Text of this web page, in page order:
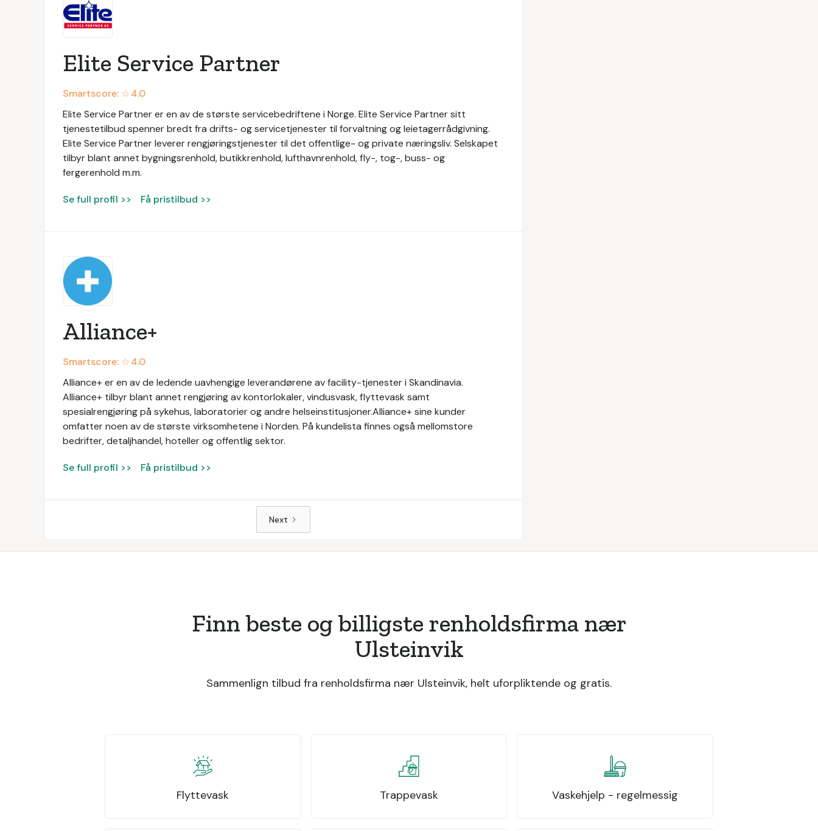
Elite Service Partner
Smartscore: ☆4.0
Elite Service Partner er en av de største servicebedriftene i Norge. Elite Service Partner sitt
tjenestetilbud spenner bredt fra drifts- og servicetjenester til forvaltning og leietagerrådgivning.
Elite Service Partner leverer rengjøringstjenester til det offentlige- og private næringsliv. Selskapet
tilbyr blant annet bygningsrenhold, butikkrenhold, lufthavnrenhold, fly-, tog-, buss- og
fergerenhold m.m.
Se full profil >> Få pristilbud >>
Alliance+
Smartscore: ☆4.0
Alliance+ er en av de ledende uavhengige leverandørene av facility-tjenester i Skandinavia.
Alliance+ tilbyr blant annet rengjøring av kontorlokaler, vindusvask, flyttevask samt
spesialrengjøring på sykehus, laboratorier og andre helseinstitusjoner.Alliance+ sine kunder
omfatter noen av de største virksomhetene i Norden. På kundelista finnes også mellomstore
bedrifter, detaljhandel, hoteller og offentlig sektor.
Se full profil >> Få pristilbud >>
Next
Finn beste og billigste renholdsfirma nær
Ulsteinvik
Sammenlign tilbud fra renholdsfirma nær Ulsteinvik, helt uforpliktende og gratis.
Flyttevask Trappevask Vaskehjelp - regelmessig